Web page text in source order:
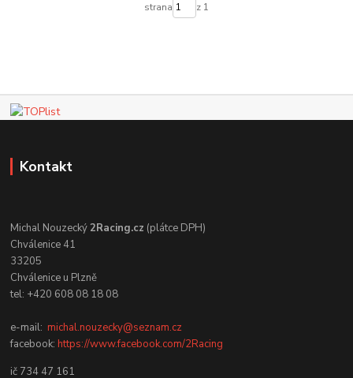
strana z 1
Kontakt
Michal Nouzecký2Racing.cz (plátce DPH)
Chválenice 41
33205
Chválenice u Plzně
tel: +420 608 08 18 08
e-mail:michal.nouzecky@seznam.cz
facebook:https://www.facebook.com/2Racing
ič 734 47 161